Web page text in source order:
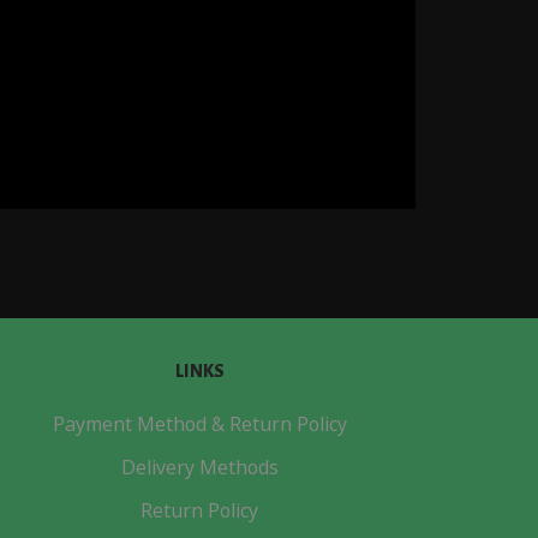
LINKS
Payment Method & Return Policy
Delivery Methods
Return Policy